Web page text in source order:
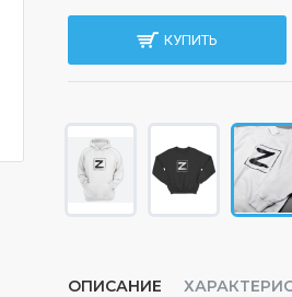
КУПИТЬ
ОПИСАНИЕ